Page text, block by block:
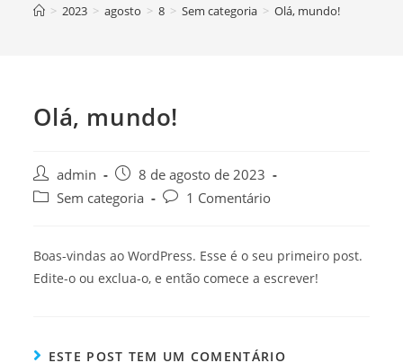
> 2023 > agosto > 8 > Sem categoria > Olá, mundo!
Olá, mundo!
admin
8 de agosto de 2023
Sem categoria
1 Comentário
Boas-vindas ao WordPress. Esse é o seu primeiro post.
Edite-o ou exclua-o, e então comece a escrever!
ESTE POST TEM UM COMENTÁRIO